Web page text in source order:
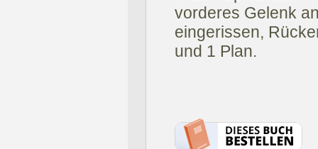
vorderes Gelenk
eingerissen,
und 1 Plan.